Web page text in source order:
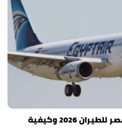
بمرتبات ضخمة.. وظائف مصر للطيران 2026 وكيفية